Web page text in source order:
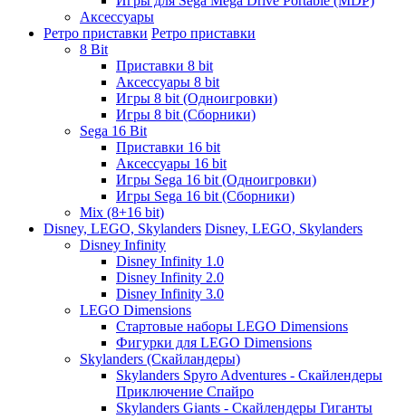
Аксессуары
Ретро приставки Ретро приставки
8 Bit
Приставки 8 bit
Аксессуары 8 bit
Игры 8 bit (Одноигровки)
Игры 8 bit (Сборники)
Sega 16 Bit
Приставки 16 bit
Аксессуары 16 bit
Игры Sega 16 bit (Одноигровки)
Игры Sega 16 bit (Сборники)
Mix (8+16 bit)
Disney, LEGO, Skylanders Disney, LEGO, Skylanders
Disney Infinity
Disney Infinity 1.0
Disney Infinity 2.0
Disney Infinity 3.0
LEGO Dimensions
Стартовые наборы LEGO Dimensions
Фигурки для LEGO Dimensions
Skylanders (Скайландеры)
Skylanders Spyro Adventures - Скайлендеры
Приключение Спайро
Skylanders Giants - Скайлендеры Гиганты